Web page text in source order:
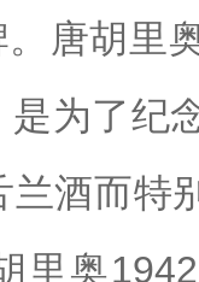
唐胡里
为了纪
酒而特
里奥